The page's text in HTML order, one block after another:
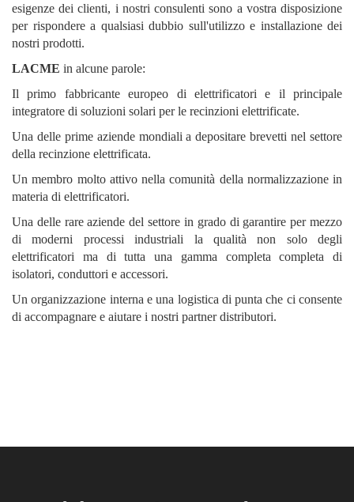
esigenze dei clienti, i nostri consulenti sono a vostra disposizione
per rispondere a qualsiasi dubbio sull'utilizzo e installazione dei
nostri prodotti.
LACME in alcune parole:
Il primo fabbricante europeo di elettrificatori e il principale
integratore di soluzioni solari per le recinzioni elettrificate.
Una delle prime aziende mondiali a depositare brevetti nel settore
della recinzione elettrificata.
Un membro molto attivo nella comunità della normalizzazione in
materia di elettrificatori.
Una delle rare aziende del settore in grado di garantire per mezzo
di moderni processi industriali la qualità non solo degli
elettrificatori ma di tutta una gamma completa completa di
isolatori, conduttori e accessori.
Un organizzazione interna e una logistica di punta che ci consente
di accompagnare e aiutare i nostri partner distributori.